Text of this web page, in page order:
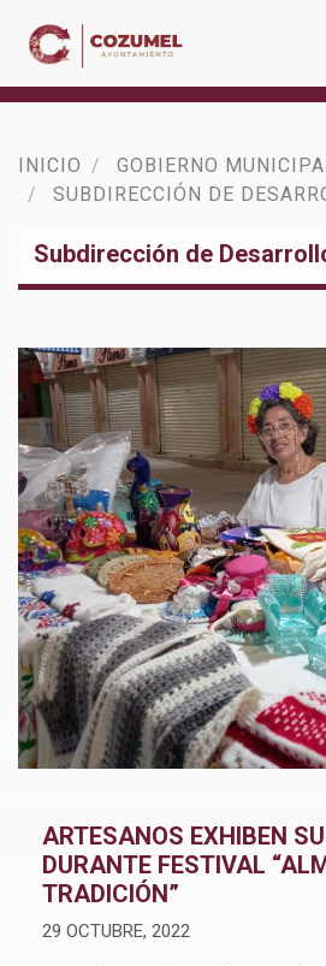
INICIO
GOBIERNO
SUBDIRECCIÓN DE
Subdirección de
ARTESANOS EXHIBEN
DURANTE FESTIVAL
TRADICIÓN”
29 OCTUBRE, 2022